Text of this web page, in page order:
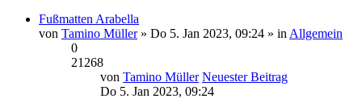
Fußmatten Arabella
von Tamino Müller» Do 5. Jan 2023, 09:24 » in Allgemein
0
21268
von Tamino Müller Neuester Beitrag
Do 5. Jan 2023, 09:24